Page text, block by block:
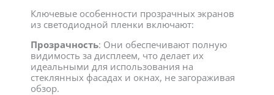
Ключевые особенности прозрачных экранов
из светодиодной пленки включают:
Прозрачность: Они обеспечивают полную
видимость за дисплеем, что делает их
идеальными для использования на
стеклянных фасадах и окнах, не загораживая
обзор.